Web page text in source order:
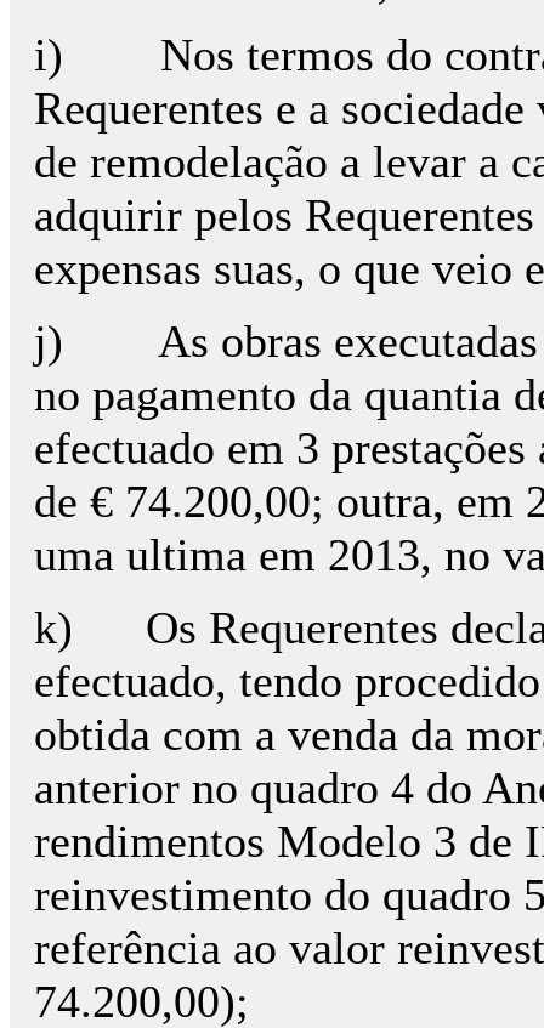
i) Nos termos do
Requerentes e a
de remodelação a levar a
adquirir pelos
expensas suas, o que veio
j) As obras executadas
no pagamento da quantia
efectuado em 3
de € 74.200,00; outra, em
uma ultima em 2013, no
k) Os Requerentes
efectuado, tendo
obtida com a venda da
anterior no quadro 4 do
rendimentos Modelo 3 de
reinvestimento do quadro
referência ao valor
74.200,00);